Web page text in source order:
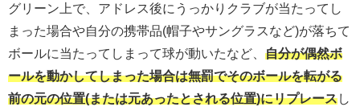
グリーン上で、アドレス後にうっかりクラブが当たってし
まった場合や自分の携帯品(帽子やサングラスなど)が落ちて
ボールに当たってしまって球が動いたなど、 自分が偶然ボ
ールを動かしてしまった場合は無罰でそのボールを転がる
前の元の位置(または元あったとされる位置)にリプレースし